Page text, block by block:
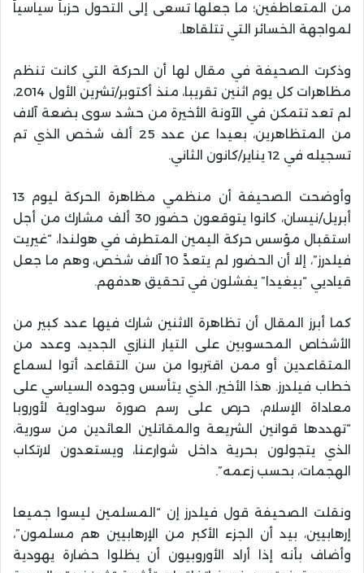
من المتعاطفين؛ ما جعلها تسعى إلى التحول حزباً سياسياً
لمواجهة الخسائر التي تتلقاها.
وذكرت الصحيفة في مقال لها أن الحركة التي كانت تنظم
مظاهرات كل يوم اثنين تقريبا، منذ أكتوبر/تشرين الأول 2014،
لم تعد تتمكن في الآونة الأخيرة من حشد سوى بضعة آلاف
من المتظاهرين، بعيدا عن عدد 25 ألف شخص الذي تم
تسجيله في 12 يناير/كانون الثاني.
وأوضحت الصحيفة أن منظمي مظاهرة الحركة ليوم 13
أبريل/نيسان، كانوا يتوقعون حضور 30 ألف مشارك من أجل
استقبال مؤسس حركة اليمين المتطرف في هولندا، “غيريت
فيلدرز”، إلا أن الحضور لم يتعدَّ 10 آلاف شخص، وهم ما جعل
قياديي “بيغيدا” يفشلون في تحقيق هدفهم.
كما أبرز المقال أن تظاهرة الاثنين شارك فيها عدد كبير من
الأشخاص المحسوبين على التيار النازي الجديد، وعدد من
المتقاعدين أو ممن اقتربوا من سن التقاعد، أتوا لسماع
خطاب فيلدرز. هذا الأخير، الذي يتأسس وجوده السياسي على
معاداة الإسلام، حرص على رسم صورة سوداوية لأوروبا
“تهددها قوانين الشريعة والمقاتلين العائدين من سورية،
الذي يتجولون بحرية داخل شوارعنا، ويستعدون لارتكاب
الهجمات، بحسب زعمه”.
ونقلت الصحيفة قول فيلدرز إن “المسلمين ليسوا جميعا
إرهابيين، بيد أن الجزء الأكبر من الإرهابيين هم مسلمون”،
وأضاف بأنه إذا أراد الأوروبيون أن يظلوا حضارة يهودية